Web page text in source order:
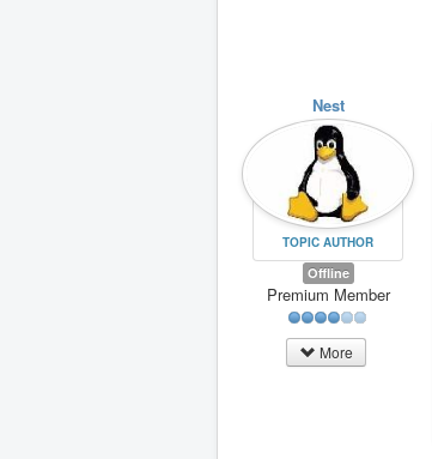
Nest
TOPIC AUTHOR
Offline
Premium Member
More